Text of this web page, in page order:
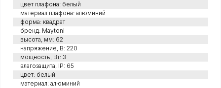
цвет плафона: белый
материал плафона: алюминий
форма: квадрат
бренд: Maytoni
высота, мм: 62
напряжение, В: 220
мощность, Вт: 3
влагозащита, IP: 65
цвет: белый
материал: алюминий